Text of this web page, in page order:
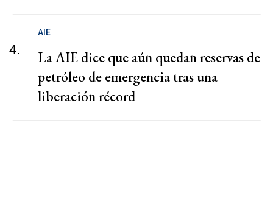
4.
AIE
La AIE dice que aún quedan reservas de
petróleo de emergencia tras una
liberación récord